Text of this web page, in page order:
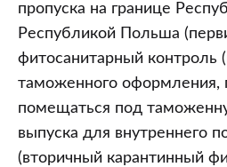
пропуска на границе
Республикой Польша
фитосанитарный контроль
таможенного оформления,
помещаться под
выпуска для внутреннего
(вторичный карантинный